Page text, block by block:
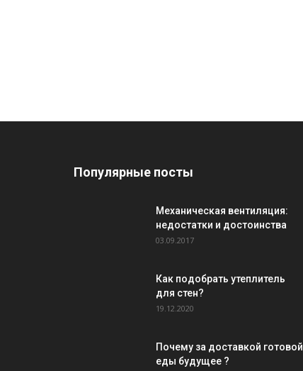
Популярные посты
Механическая вентиляция:
недостатки и достоинства
03.09.2017
Как подобрать утеплитель
для стен?
19.12.2020
Почему за доставкой готовой
еды будущее ?